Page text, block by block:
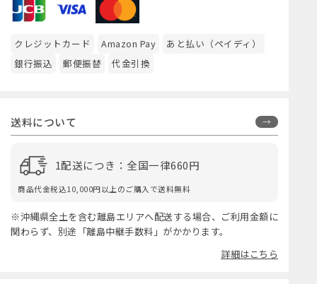
クレジットカード Amazon Pay
あと払い（ペイディ）
銀行振込
郵便振替 代金引換
送料について
1配送につき：全国一律660円
商品代金税込10,000円以上のご購入で送料無料
※沖縄県全土を含む離島エリアへ配送する場合、ご利用金額に
関わらず、別途「離島中継手数料」がかかります。
詳細はこちら